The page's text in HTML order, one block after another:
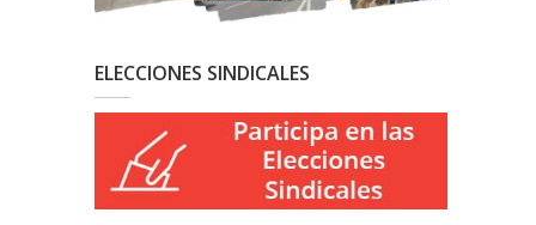
ELECCIONES SINDICALES